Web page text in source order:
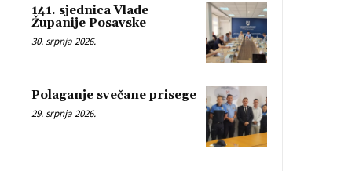
141. sjednica Vlade
Županije Posavske
30. srpnja 2026.
Polaganje svečane prisege
29. srpnja 2026.